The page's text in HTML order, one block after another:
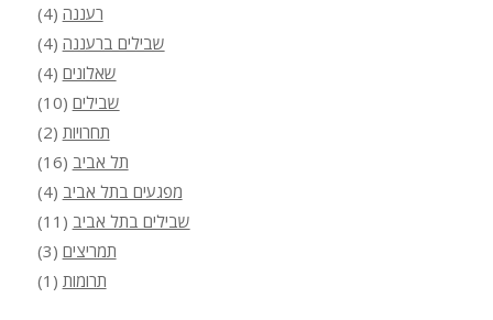
רעננה (4)
שבילים ברעננה (4)
שאלונים (4)
שבילים (10)
תחרויות (2)
תל אביב (16)
מפגעים בתל אביב (4)
שבילים בתל אביב (11)
תמריצים (3)
תרומות (1)